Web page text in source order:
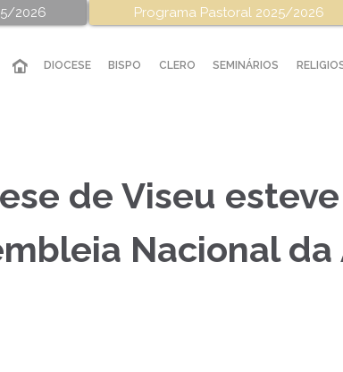
2026 Programa Pastoral 2025/2026
DIOCESE BISPO CLERO SEMINÁRIOS
de Viseu
Nacional